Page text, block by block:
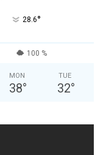
28.6°
100 %
MON
38°
TUE
32°